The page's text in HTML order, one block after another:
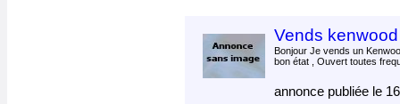
Vends
Bonjour Je vends un
bon état , Ouvert toutes
annonce publiée le